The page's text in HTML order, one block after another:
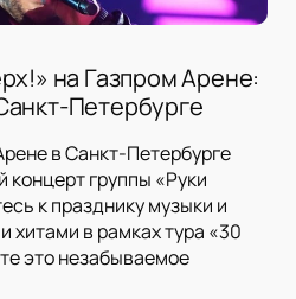
на Газпром Арене:
Петербурге
в Санкт-Петербурге
концерт группы «Руки
к празднику музыки и
в рамках тура «30
это незабываемое